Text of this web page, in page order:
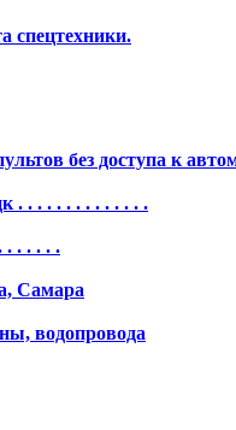
спецтехники.
без доступа к
. . . . . . . . . . . . . .
. . . . . .
Самара
водопровода